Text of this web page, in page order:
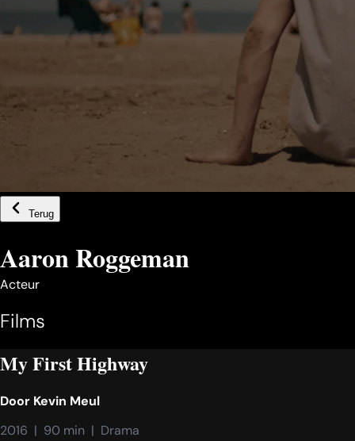
Terug
Aaron Roggeman
Acteur
Films
My First Highway
Door Kevin Meul
2016  |  90 min  |  Drama